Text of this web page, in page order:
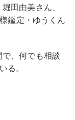
田由美さん、
鑑定・ゆうくん
、何でも相談
る。